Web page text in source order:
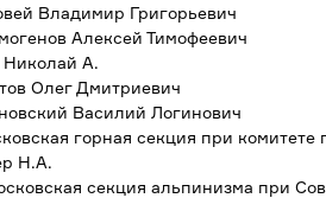
Владимир Григорьевич
Алексей Тимофеевич
Николай А.
Олег Дмитриевич
Василий Логинович
горная секция при
Н.А.
секция альпинизма при